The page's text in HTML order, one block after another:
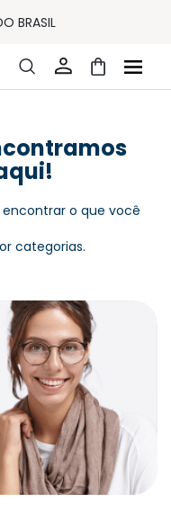
BRASIL
REG.
BRASIL
REGULAMENTO)
REG.
o que você
categorias.